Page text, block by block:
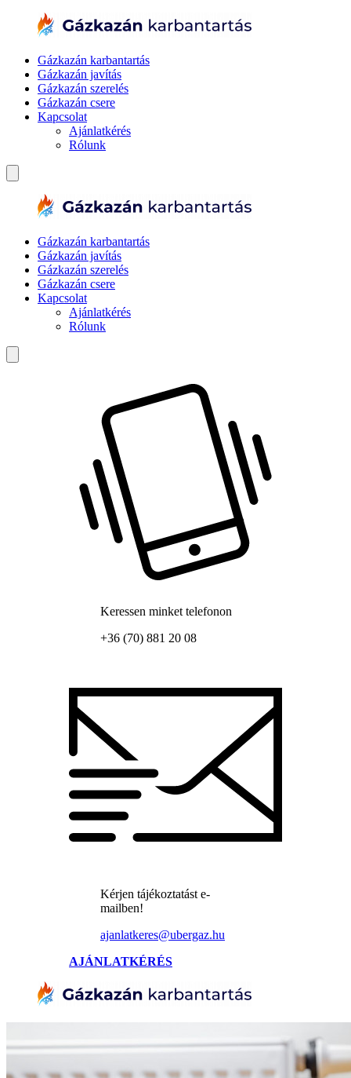
Gázkazán karbantartás
Gázkazán javítás
Gázkazán szerelés
Gázkazán csere
Kapcsolat
Ajánlatkérés
Rólunk
Gázkazán karbantartás
Gázkazán javítás
Gázkazán szerelés
Gázkazán csere
Kapcsolat
Ajánlatkérés
Rólunk
Keressen minket telefonon
+36 (70) 881 20 08
Kérjen tájékoztatást e-
mailben!
ajanlatkeres@ubergaz.hu
AJÁNLATKÉRÉS